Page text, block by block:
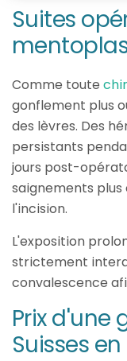
Suites
Comme toute
gonflement plus
des lèvres. Des
persistants
jours post-
saignements
l'incision.
L'exposition
strictement
convalescence
Prix d'une
Suisses